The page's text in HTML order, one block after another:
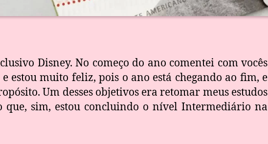
Disney. No começo do ano comentei com vocês
estou muito feliz, pois o ano está chegando ao fim, e
Um desses objetivos era retomar meus estudos
que, sim, estou concluindo o nível Intermediário na